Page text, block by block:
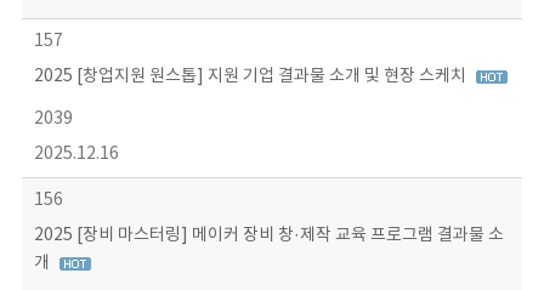
157
2025 [창업지원 원스톱] 지원 기업 결과물 소개 및 현장 스케치
2039
2025.12.16
156
2025 [장비 마스터링] 메이커 장비 창·제작 교육 프로그램 결과물 소
개